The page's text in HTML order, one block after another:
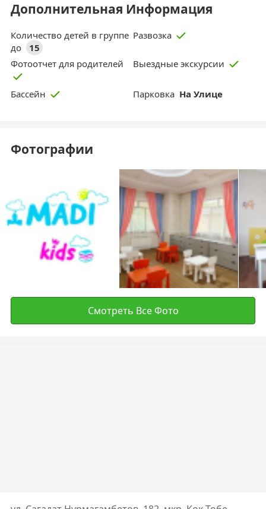
Дополнительная Информация
Количество детей в группе
до
15
Развозка
Фотоотчет для родителей Выездные экскурсии
Бассейн Парковка На Улице
Фотографии
Смотреть Все Фото